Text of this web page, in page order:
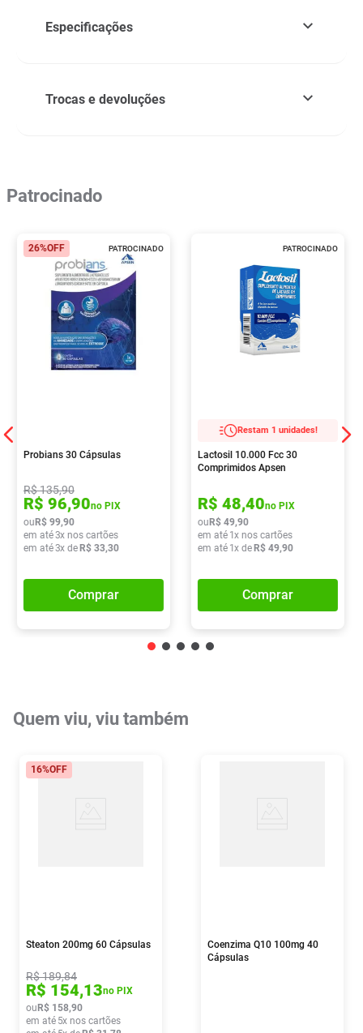
Especificações
Trocas e devoluções
Patrocinado
PATROCINADO
26%OFF
Probians 30 Cápsulas
R$135,90
R$ 96,90no PIX
ou R$ 99,90
em até3x nos cartões
em até3x de R$ 33,30
Comprar
PATROCINADO
Restam 1 unidades!
Lactosil 10.000 Fcc 30
Comprimidos Apsen
R$ 48,40no PIX
ou R$ 49,90
em até 1x nos cartões
em até 1x de R$ 49,90
Comprar
Quem viu, viu também
16%OFF
Steaton 200mg 60 Cápsulas
R$189,84
R$ 154,13no PIX
ou R$ 158,90
em até 5x nos cartões
Coenzima Q10 100mg 40
Cápsulas